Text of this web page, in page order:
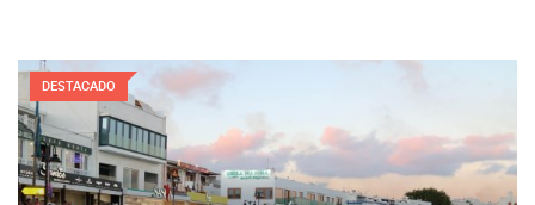
DESTACADO